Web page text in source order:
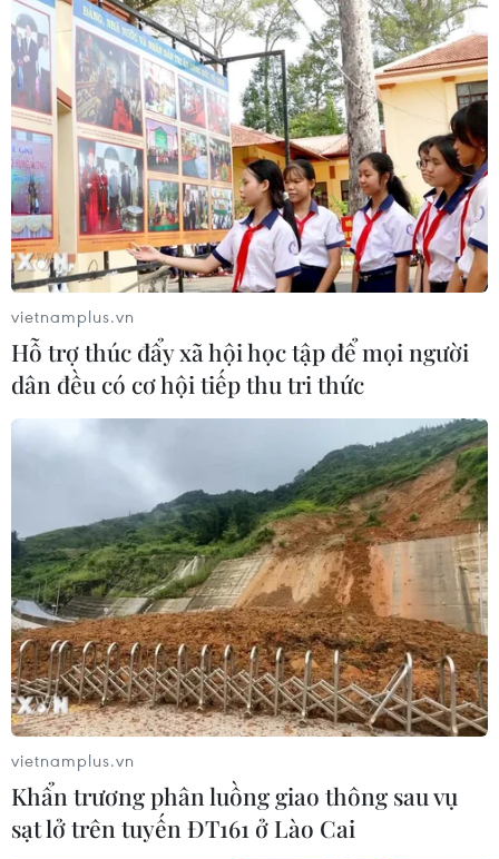
vietnamplus.vn
Hỗ trợ thúc đẩy xã hội học tập để mọi người
dân đều có cơ hội tiếp thu tri thức
vietnamplus.vn
Khẩn trương phân luồng giao thông sau vụ
sạt lở trên tuyến ĐT161 ở Lào Cai